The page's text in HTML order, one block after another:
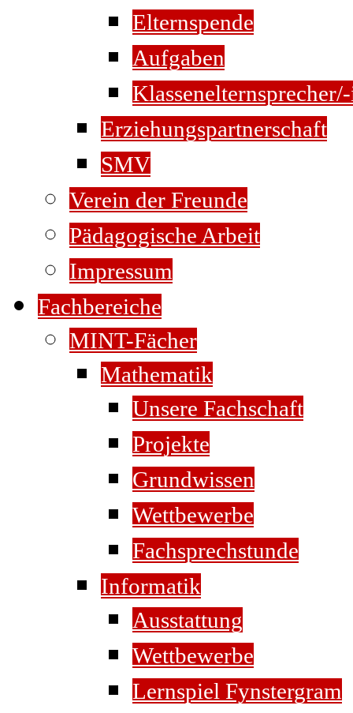
Elternspende
Aufgaben
Erziehungspartnerschaft
SMV
Verein der Freunde
Pädagogische Arbeit
Impressum
Fachbereiche
MINT-Fächer
Mathematik
Unsere Fachschaft
Projekte
Grundwissen
Wettbewerbe
Fachsprechstunde
Informatik
Ausstattung
Wettbewerbe
Lernspiel Fynstergram